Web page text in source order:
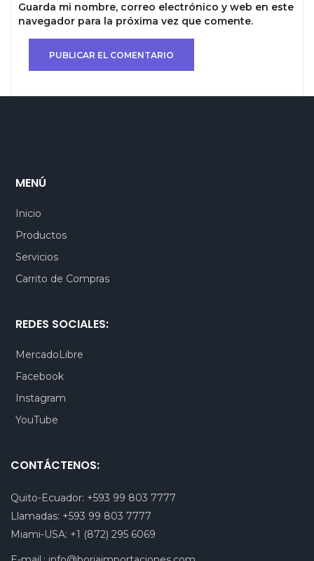
Guarda mi nombre, correo electrónico y web en este
navegador para la próxima vez que comente.
MENÚ
Inicio
Productos
Servicios
Carrito de Compras
REDES SOCIALES:
MercadoLibre
Facebook
Instagram
YouTube
CONTÁCTENOS:
Quito-Ecuador: +593 99 803 7777
Llamadas: +593 99 803 7777
Miami-USA: +1 (872) 295 6069